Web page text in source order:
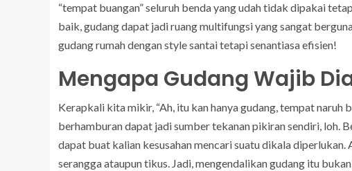
“tempat buangan” seluruh benda yang udah tidak dipakai
baik, gudang dapat jadi ruang multifungsi yang sangat
gudang rumah dengan style santai tetapi senantiasa efisien!
Mengapa Gudang Wajib
Kerapkali kita mikir, “Ah, itu kan hanya gudang, tempat naruh
berhamburan dapat jadi sumber tekanan pikiran sendiri, loh.
dapat buat kalian kesusahan mencari suatu dikala
serangga ataupun tikus. Jadi, mengendalikan gudang itu